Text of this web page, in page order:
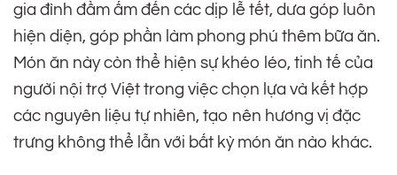
gia đình đầm ấm đến các dịp lễ tết, dưa góp luôn
hiện diện, góp phần làm phong phú thêm bữa ăn.
Món ăn này còn thể hiện sự khéo léo, tinh tế của
người nội trợ Việt trong việc chọn lựa và kết hợp
các nguyên liệu tự nhiên, tạo nên hương vị đặc
trưng không thể lẫn với bất kỳ món ăn nào khác.